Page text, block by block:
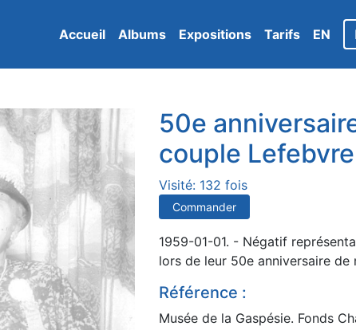
Accueil Albums Expositions Tarifs EN
50e
couple Lefebvre
Visité: 132 fois
Commander
1959-01-01. - Négatif
lors de leur 50e anniversaire de
Référence :
Musée de la Gaspésie. Fonds